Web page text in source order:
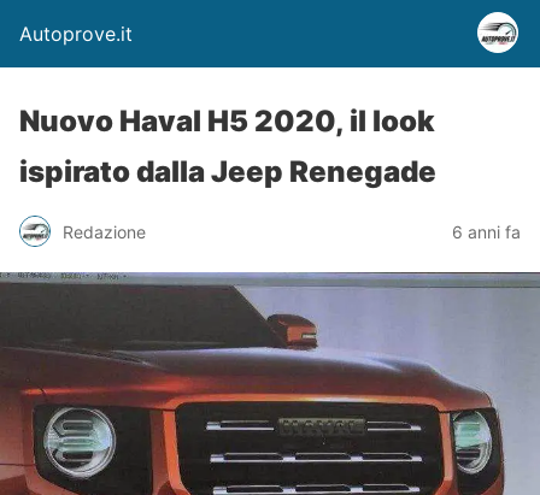
Autoprove.it
Nuovo Haval H5 2020, il look
ispirato dalla Jeep Renegade
Redazione 6 anni fa